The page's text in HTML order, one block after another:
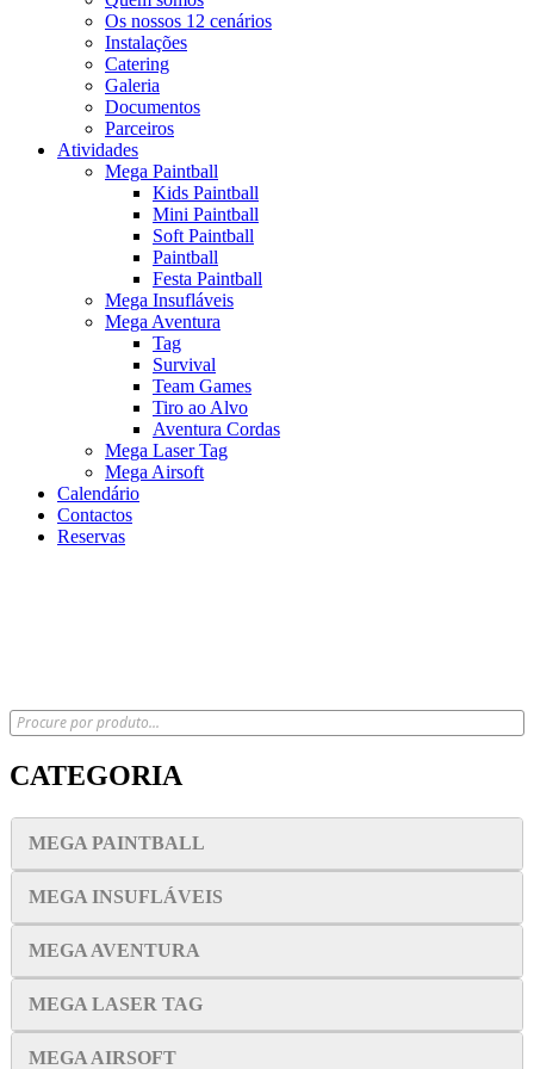
Os nossos 12 cenários
Instalações
Catering
Galeria
Documentos
Parceiros
Atividades
Mega Paintball
Kids Paintball
Mini Paintball
Soft Paintball
Paintball
Festa Paintball
Mega Insufláveis
Mega Aventura
Tag
Survival
Team Games
Tiro ao Alvo
Aventura Cordas
Mega Laser Tag
Mega Airsoft
Calendário
Contactos
Reservas
CATEGORIA
MEGA PAINTBALL
MEGA INSUFLÁVEIS
MEGA AVENTURA
MEGA LASER TAG
MEGA AIRSOFT